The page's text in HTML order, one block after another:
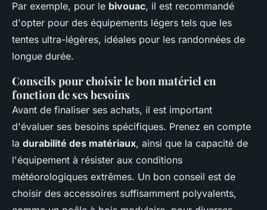
Par exemple, pour le bivouac, il est recommandé
d'opter pour des équipements légers tels que les
tentes ultra-légères, idéales pour les randonnées de
longue durée.
Conseils pour choisir le bon matériel en
fonction de ses besoins
Avant de finaliser ses achats, il est important
d'évaluer ses besoins spécifiques. Prenez en compte
la durabilité des matériaux, ainsi que la capacité de
l'équipement à résister aux conditions
météorologiques extrêmes. Un bon conseil est de
choisir des accessoires suffisamment polyvalents,